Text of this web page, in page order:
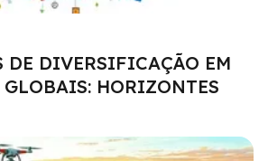
DE DIVERSIFICAÇÃO EM
HORIZONTES